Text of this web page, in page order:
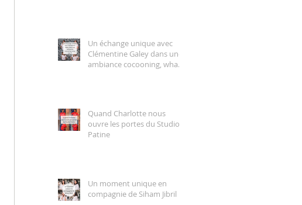
Un échange unique avec
Clémentine Galey dans une
ambiance cocooning, what
Quand Charlotte nous
ouvre les portes du Studio
Patine
Un moment unique en
compagnie de Siham Jibril